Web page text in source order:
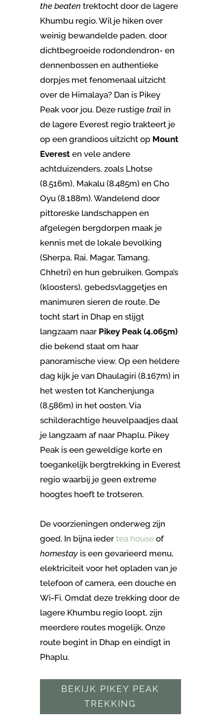
the beaten trektocht door de lagere
Khumbu regio. Wil je hiken over
weinig bewandelde paden, door
dichtbegroeide rodondendron- en
dennenbossen en authentieke
dorpjes met fenomenaal uitzicht
over de Himalaya? Dan is Pikey
Peak voor jou. Deze rustige trailin
de lagere Everest regio trakteert je
op een grandioos uitzicht op Mount
Everesten vele andere
achtduizenders, zoals Lhotse
(8.516m), Makalu (8.485m) en Cho
Oyu (8.188m). Wandelend door
pittoreske landschappen en
afgelegen bergdorpen maak je
kennis met de lokale bevolking
(Sherpa, Rai, Magar, Tamang,
Chhetri) en hun gebruiken. Gompa’s
(kloosters), gebedsvlaggetjes en
manimuren sieren de route. De
tocht start in Dhap en stijgt
langzaam naar Pikey Peak (4.065m)
die bekend staat om haar
panoramische view. Op een heldere
dag kijk je van Dhaulagiri (8.167m) in
het westen tot Kanchenjunga
(8.586m) in het oosten. Via
schilderachtige heuvelpaadjes daal
je langzaam af naar Phaplu. Pikey
Peak is een geweldige korte en
toegankelijk bergtrekking in Everest
regio waarbij je geen extreme
hoogtes hoeft te trotseren.
De voorzieningen onderweg zijn
goed. In bijna ieder tea houseof
homestayis een gevarieerd menu,
elektriciteit voor het opladen van je
telefoon of camera, een douche en
Wi-Fi. Omdat deze trekking door de
lagere Khumbu regio loopt, zijn
meerdere routes mogelijk. Onze
route begint in Dhap en eindigt in
Phaplu.
BEKIJK PIKEY PEAK
TREKKING